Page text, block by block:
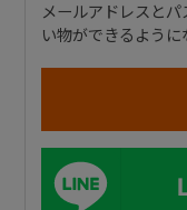
メールアドレスと
い物ができるように